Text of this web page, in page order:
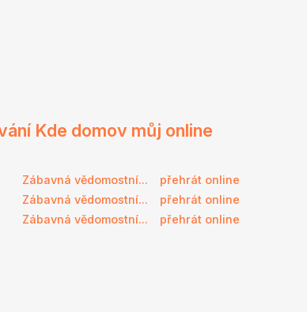
Kde domov můj online
Zábavná vědomostní...
přehrát online
Zábavná vědomostní...
přehrát online
Zábavná vědomostní...
přehrát online